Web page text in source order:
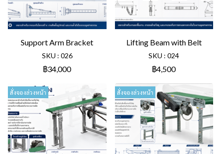
Support Arm Bracket
SKU : 026
฿34,000
Lifting Beam with Belt
SKU : 024
฿4,500
สั่งจองล่วงหน้า สั่งจองล่วงหน้า